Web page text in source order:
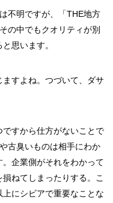
不明ですが、「THE地方
の中でもクオリティが別
思います。
すよね。つづいて、ダサ
すから仕方がないことで
古臭いものは相手にわか
企業側がそれをわかって
ねてしまったりする。こ
にシビアで重要なことな